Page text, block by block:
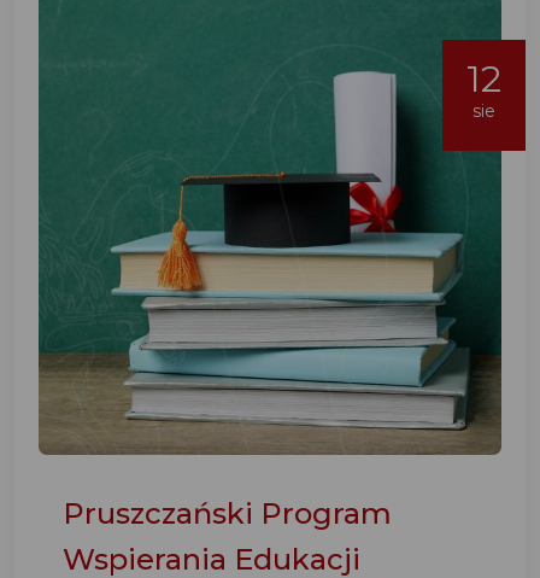
12
sie
Pruszczański Program
Wspierania Edukacji